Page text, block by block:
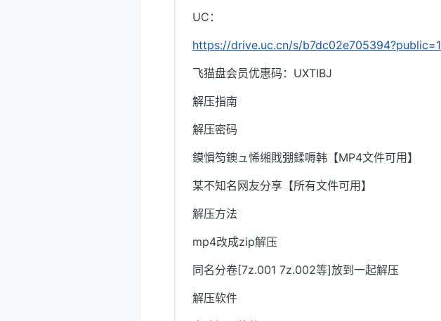
UC：
https://drive.uc.cn/s/b7dc02e705394?public=1
飞猫盘会员优惠码：UXTIBJ
解压指南
解压密码
鏌愪笉鐭ュ悕缃戝弸鍒嗕韩【MP4文件可用】
某不知名网友分享【所有文件可用】
解压方法
mp4改成zip解压
同名分卷[7z.001 7z.002等]放到一起解压
解压软件